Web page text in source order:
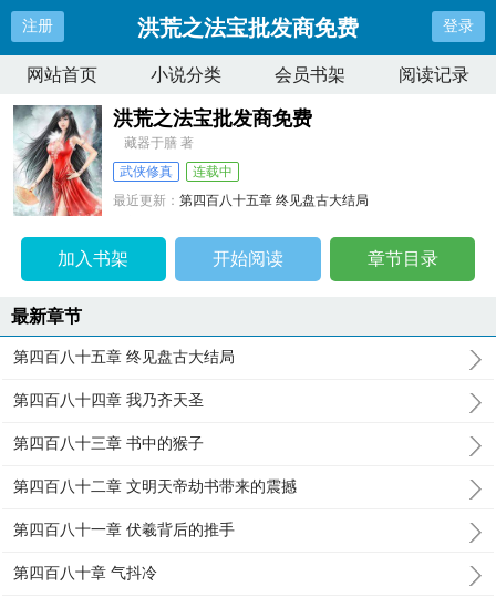
注册 洪荒之法宝批发商免费 登录
网站首页 小说分类 会员书架 阅读记录
洪荒之法宝批发商免费
藏器于膳 著
武侠修真
连载中
最近更新：第四百八十五章 终见盘古大结局
加入书架 开始阅读 章节目录
最新章节
第四百八十五章 终见盘古大结局
第四百八十四章 我乃齐天圣
第四百八十三章 书中的猴子
第四百八十二章 文明天帝劫书带来的震撼
第四百八十一章 伏羲背后的推手
第四百八十章 气抖冷